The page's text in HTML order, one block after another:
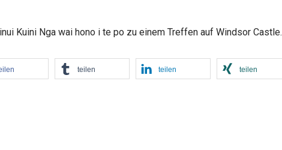
Kuini Nga wai hono i te po zu einem Treffen auf Windsor Castle.
teilen teilen teilen